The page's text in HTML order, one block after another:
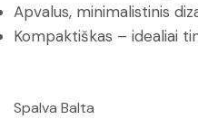
Apvalus, minimalistinis
Kompaktiškas – idealiai
Spalva Balta